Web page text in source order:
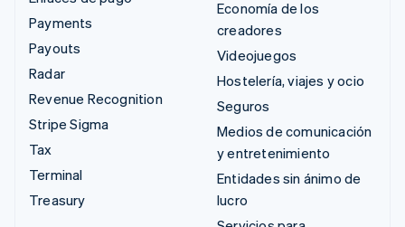
Payments
Payouts
Radar
Revenue Recognition
Stripe Sigma
Tax
Terminal
Treasury
Economía de los
creadores
Videojuegos
Hostelería, viajes y ocio
Seguros
Medios de comunicación
y entretenimiento
Entidades sin ánimo de
lucro